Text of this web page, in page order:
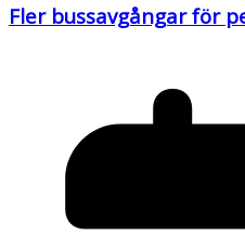
Fler bussavgångar för